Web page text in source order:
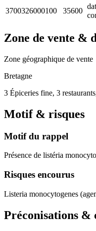
3700326000100 35600
Zone de vente &
Zone géographique de vente
Bretagne
3 Épiceries fine, 3
Motif & risques
Motif du rappel
Présence de listéria
Risques encourus
Listeria monocytogenes
Préconisations &